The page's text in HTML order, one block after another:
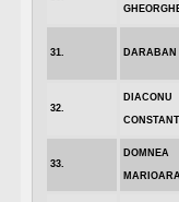
31. DARABAN
32.
DIACONU
33.
DOMNEA